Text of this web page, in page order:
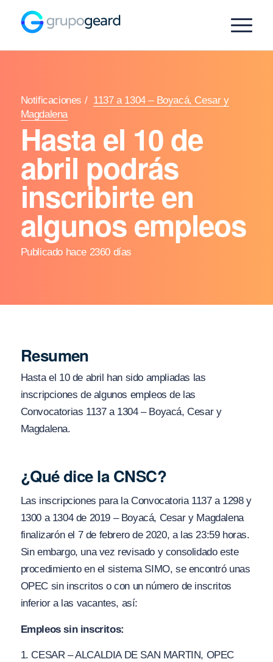
Notificaciones / 1137 a 1304 – Boyacá, Cesar y
Magdalena
Hasta el 10 de
abril podrás
inscribirte en
algunos empleos
Publicado hace 2360 días
Resumen
Hasta el 10 de abril han sido ampliadas las
inscripciones de algunos empleos de las
Convocatorias 1137 a 1304 – Boyacá, Cesar y
Magdalena.
¿Qué dice la CNSC?
Las inscripciones para la Convocatoria 1137 a 1298 y
1300 a 1304 de 2019 – Boyacá, Cesar y Magdalena
finalizarón el 7 de febrero de 2020, a las 23:59 horas.
Sin embargo, una vez revisado y consolidado este
procedimiento en el sistema SIMO, se encontró unas
OPEC sin inscritos o con un número de inscritos
inferior a las vacantes, así:
Empleos sin inscritos:
1. CESAR – ALCALDIA DE SAN MARTIN, OPEC